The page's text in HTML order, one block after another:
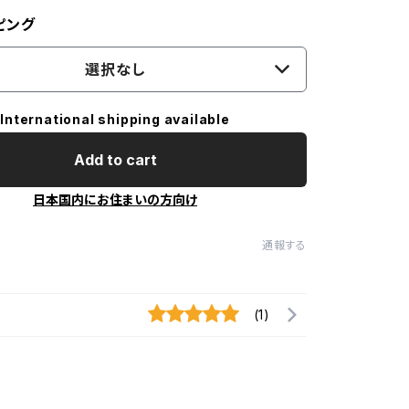
ング
選択なし
International shipping available
Add to cart
日本国内にお住まいの方向け
通報する
(1)